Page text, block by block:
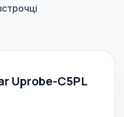
Uprobe-C5PL